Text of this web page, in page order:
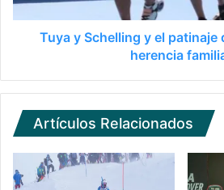
Tuya y Schelling y el patinaje
herencia
Artículos Relacionados